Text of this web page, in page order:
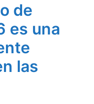
de
es una
las